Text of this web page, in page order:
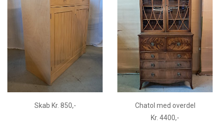
Skab Kr. 850,-
Chatol med overdel
Kr. 4400,-